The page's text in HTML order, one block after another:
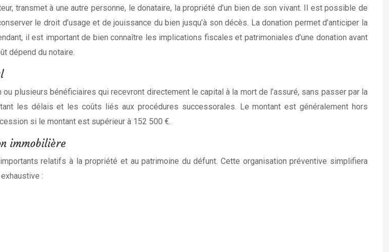
transmet à une autre personne, le donataire, la propriété d’un bien de son vivant. Il est possible de
le droit d’usage et de jouissance du bien jusqu’à son décès. La donation permet d’anticiper la
il est important de bien connaître les implications fiscales et patrimoniales d’une donation avant
dépend du notaire.
plusieurs bénéficiaires qui recevront directement le capital à la mort de l’assuré, sans passer par la
les délais et les coûts liés aux procédures successorales. Le montant est généralement hors
si le montant est supérieur à 152 500 €.
immobilière
relatifs à la propriété et au patrimoine du défunt. Cette organisation préventive simplifiera
: